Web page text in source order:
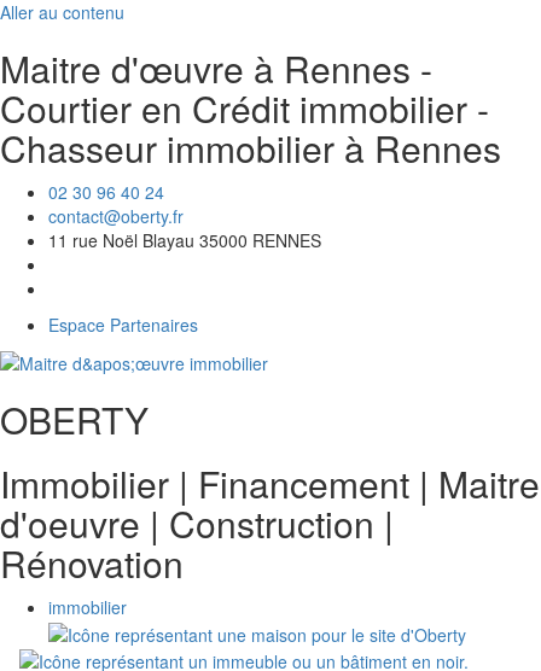
Aller au contenu
Maitre d'œuvre à Rennes -
Courtier en Crédit immobilier -
Chasseur immobilier à Rennes
02 30 96 40 24
contact@oberty.fr
11 rue Noël Blayau 35000 RENNES
Espace Partenaires
OBERTY
Immobilier | Financement | Maitre
d'oeuvre | Construction |
Rénovation
immobilier